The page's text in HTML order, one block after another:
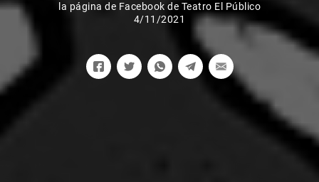
la página de Facebook de Teatro El Público
4/11/2021